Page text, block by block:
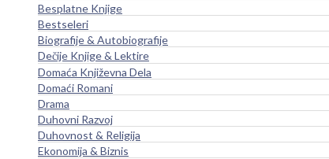
Besplatne Knjige
Bestseleri
Biografije & Autobiografije
Dečije Knjige & Lektire
Domaća Književna Dela
Domaći Romani
Drama
Duhovni Razvoj
Duhovnost & Religija
Ekonomija & Biznis